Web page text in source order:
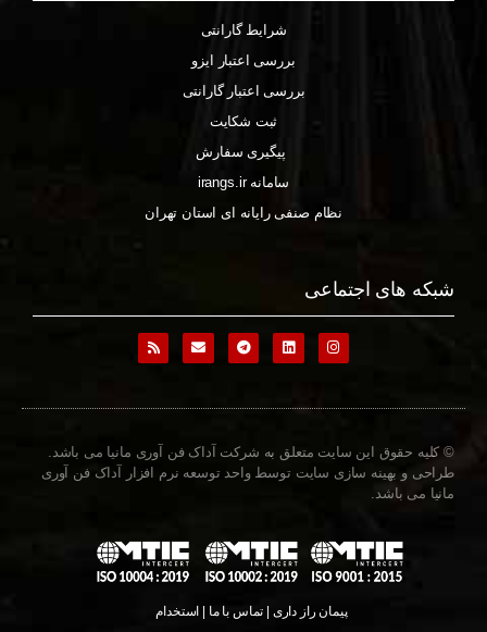
شرایط گارانتی
بررسی اعتبار ایزو
بررسی اعتبار گارانتی
ثبت شکایت
پیگیری سفارش
سامانه irangs.ir
نظام صنفی رایانه ای استان تهران
شبکه های اجتماعی
© کلیه حقوق این سایت متعلق به شرکت آداک فن آوری مانیا می باشد.
طراحی و بهینه سازی سایت توسط واحد توسعه نرم افزار آداک فن آوری
مانیا می باشد.
پیمان راز داری | تماس با ما | استخدام